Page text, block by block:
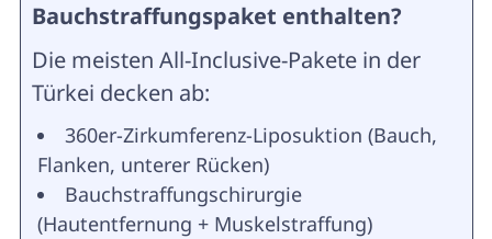
Bauchstraffungspaket enthalten?
Die meisten All-Inclusive-Pakete in der
Türkei decken ab:
360er-Zirkumferenz-Liposuktion (Bauch,
Flanken, unterer Rücken)
Bauchstraffungschirurgie
(Hautentfernung + Muskelstraffung)